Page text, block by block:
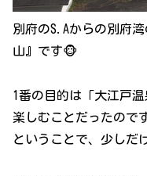
別府のS.Aからの別府
山』です🐵
1番の目的は「大江戸
楽しむことだったので
ということで、少しだ